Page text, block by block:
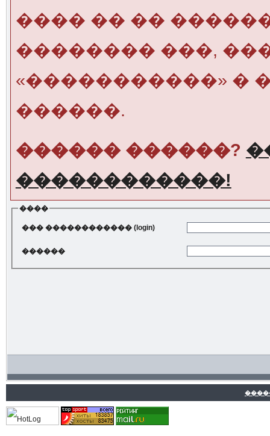
���� �� ��
�������� ���,
«�����������» �
������.
������ ������?
������������!
����
��� ������������ (login)
������